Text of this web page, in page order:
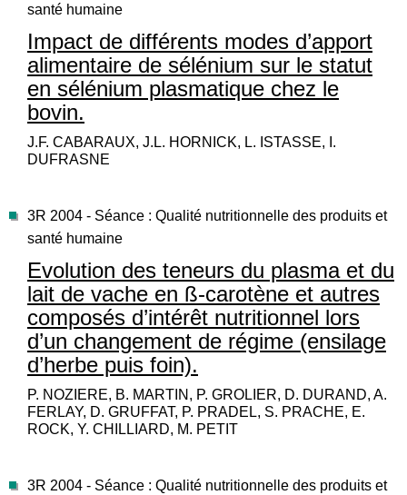
santé humaine
Impact de différents modes d’apport
alimentaire de sélénium sur le statut
en sélénium plasmatique chez le
bovin.
J.F. CABARAUX, J.L. HORNICK, L. ISTASSE, I.
DUFRASNE
3R 2004 - Séance : Qualité nutritionnelle des produits et
santé humaine
Evolution des teneurs du plasma et du
lait de vache en ß-carotène et autres
composés d’intérêt nutritionnel lors
d’un changement de régime (ensilage
d’herbe puis foin).
P. NOZIERE, B. MARTIN, P. GROLIER, D. DURAND, A.
FERLAY, D. GRUFFAT, P. PRADEL, S. PRACHE, E.
ROCK, Y. CHILLIARD, M. PETIT
3R 2004 - Séance : Qualité nutritionnelle des produits et